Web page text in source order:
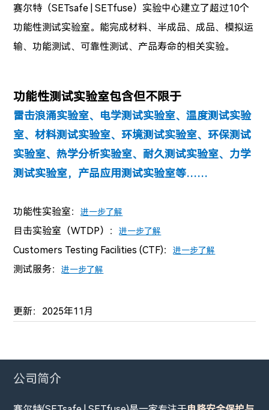
赛尔特 （SETsafe | SETfuse）实验中心建立了超过10个
功能性测试实验室。能完成材料、半成品、成品、模拟运
输、功能测试、可靠性测试、产品寿命的相关实验。
功能性测试实验室包含但不限于
雷击浪涌实验室、电学测试实验室、温度测试实验
室、材料测试实验室、环境测试实验室、环保测试
实验室、热学分析实验室、耐久测试实验室、力学
测试实验室，产品应用测试实验室等……
功能性实验室：进一步了解
目击实验室（WTDP）：进一步了解
Customers Testing Facilities (CTF)：进一步了解
测试服务：进一步了解
更新：2025年11月
公司简介